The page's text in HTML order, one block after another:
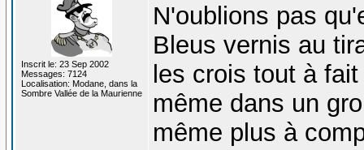
Inscrit le: 23 Sep 2002
Messages: 7124
Localisation: Modane, dans la
Sombre Vallée de la Maurienne
N'oublions pas
Bleus vernis au
les crois tout à
même dans un
même plus à